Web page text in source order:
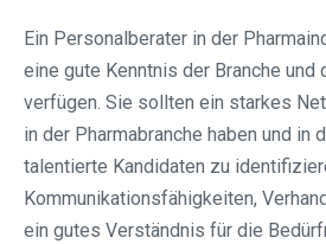
Ein Personalberater in der
eine gute Kenntnis der Branche
verfügen. Sie sollten ein starkes
in der Pharmabranche haben und in
talentierte Kandidaten zu
Kommunikationsfähigkeiten,
ein gutes Verständnis für die